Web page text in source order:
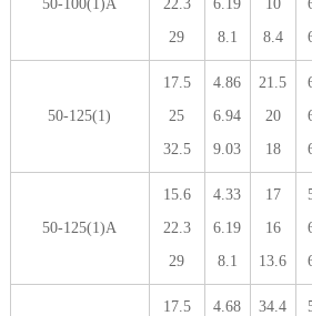
50-100(1)A
22.3
29
6.19
8.1
10
8.4
50-125(1)
17.5
25
32.5
4.86
6.94
9.03
21.5
20
18
50-125(1)A
15.6
22.3
29
4.33
6.19
8.1
17
16
13.6
17.5
4.68
34.4